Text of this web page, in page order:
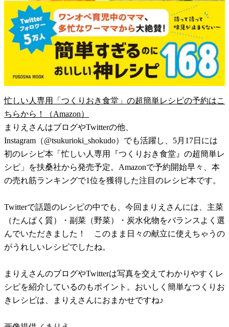
忙しい人専用「つくりおき食堂」の超簡単レシピの予約はこ
ちらから！（Amazon）
まりえさんはブログやTwitterの他、
Instagram（@tsukurioki_shokudo）でも活躍し、5月17日には
初のレシピ本「忙しい人専用『つくりおき食堂』の超簡単レ
シピ」を扶桑社から発売予定。Amazonで予約開始早々、本
の売れ筋ランキングで1位を獲得した注目のレシピ本です。
Twitterで話題のレシピの中でも、今回まりえさんには、主菜
（たんぱく質）・副菜（野菜）・炭水化物をバランスよく選
んでいただきました！ このまま日々の献立に使えちゃうの
がうれしいレシピでしたね。
まりえさんのブログやTwitterは写真を交えてわかりやすくレ
シピを紹介しているのもポイント。おいしく簡単なつくりお
きレシピは、まりえさんにおまかせですね♪